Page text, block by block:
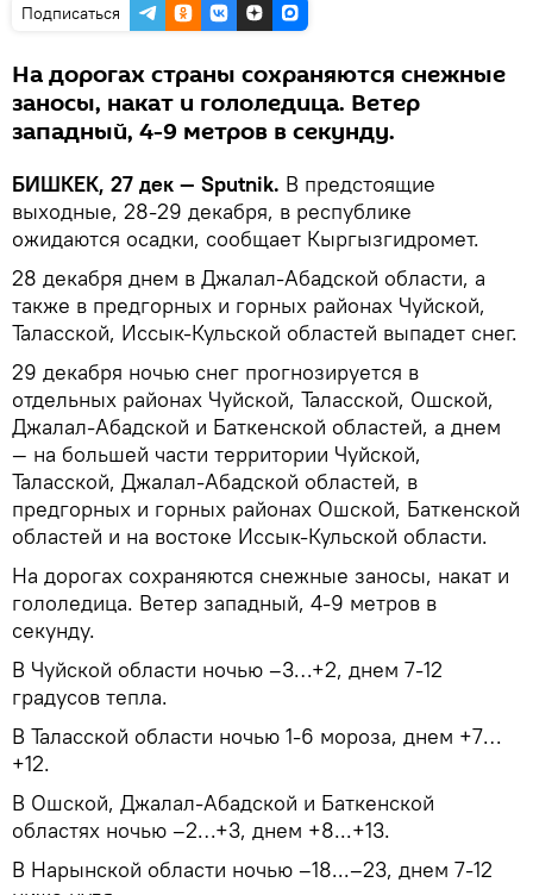
Подписаться
На дорогах страны сохраняются снежные
заносы, накат и гололедица. Ветер
западный, 4-9 метров в секунду.
БИШКЕК, 27 дек — Sputnik. В предстоящие
выходные, 28-29 декабря, в республике
ожидаются осадки, сообщает Кыргызгидромет.
28 декабря днем в Джалал-Абадской области, а
также в предгорных и горных районах Чуйской,
Таласской, Иссык-Кульской областей выпадет снег.
29 декабря ночью снег прогнозируется в
отдельных районах Чуйской, Таласской, Ошской,
Джалал-Абадской и Баткенской областей, а днем
— на большей части территории Чуйской,
Таласской, Джалал-Абадской областей, в
предгорных и горных районах Ошской, Баткенской
областей и на востоке Иссык-Кульской области.
На дорогах сохраняются снежные заносы, накат и
гололедица. Ветер западный, 4-9 метров в
секунду.
В Чуйской области ночью –3…+2, днем 7-12
градусов тепла.
В Таласской области ночью 1-6 мороза, днем +7…
+12.
В Ошской, Джалал-Абадской и Баткенской
областях ночью –2…+3, днем +8...+13.
В Нарынской области ночью –18...–23, днем 7-12